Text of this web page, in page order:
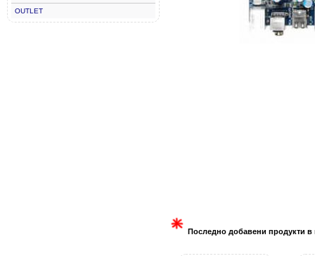
OUTLET
Последно добавени продукти в